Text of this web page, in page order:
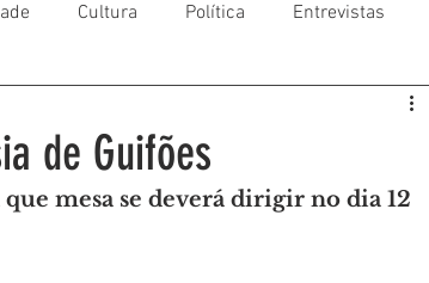
Cultura Política Entrevistas
do Bispo Ambiente Tecnologia
de Guifões
que mesa se deverá dirigir no dia 12